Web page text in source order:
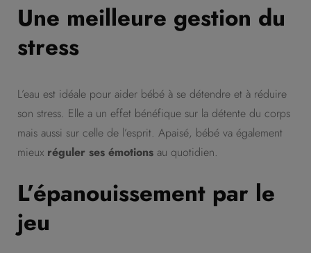
Une meilleure gestion du
stress
L’eau est idéale pour aider bébé à se détendre et à réduire
son stress. Elle a un effet bénéfique sur la détente du corps
mais aussi sur celle de l’esprit. Apaisé, bébé va également
mieux réguler ses émotions au quotidien.
L’épanouissement par le
jeu